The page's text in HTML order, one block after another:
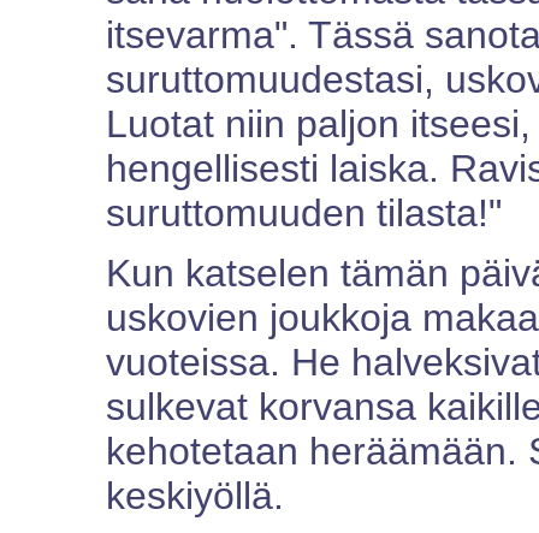
itsevarma". Tässä
suruttomuudestasi,
Luotat niin paljon
hengellisesti laiska.
suruttomuuden tilasta!"
Kun katselen tämän
uskovien joukkoja
vuoteissa. He
sulkevat korvansa
kehotetaan heräämään.
keskiyöllä.